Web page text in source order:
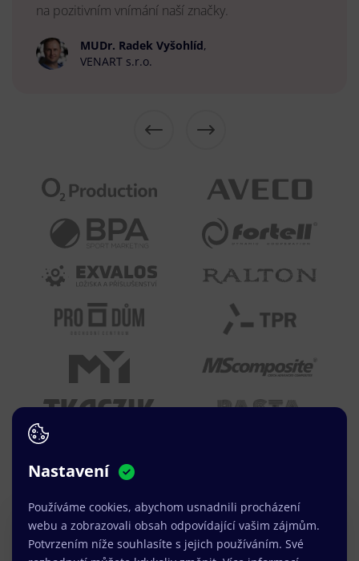
na pozitivním vnímání naší značky.
MUDr. Radek Vyšohlíd,
VENART s.r.o.
Právě jsme k dispozici.
Nastavení
Používáme cookies, abychom usnadnili procházení
webu a zobrazovali obsah odpovídající vašim zájmům.
Potvrzením níže souhlasíte s jejich používáním. Své